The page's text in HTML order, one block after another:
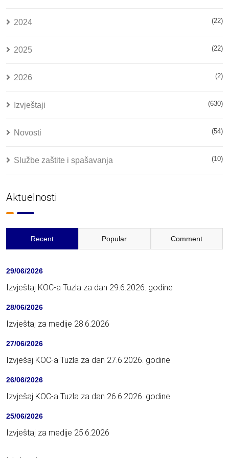
2024 (22)
2025 (22)
2026 (2)
Izvještaji (630)
Novosti (54)
Službe zaštite i spašavanja (10)
Aktuelnosti
Recent Popular Comment
29/06/2026
Izvještaj KOC-a Tuzla za dan 29.6.2026. godine
28/06/2026
Izvještaj za medije 28.6.2026
27/06/2026
Izvješaj KOC-a Tuzla za dan 27.6.2026. godine
26/06/2026
Izvješaj KOC-a Tuzla za dan 26.6.2026. godine
25/06/2026
Izvještaj za medije 25.6.2026